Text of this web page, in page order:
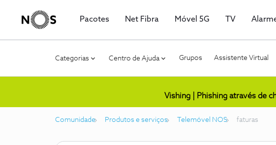
Pacotes Net Fibra Móvel 5G TV
Categorias Centro de Ajuda Grupos Assistente Virtual
Vishing | Phishing através de
Comunidade Produtos e serviços Telemóvel NOS faturas